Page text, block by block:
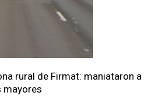
rural de Firmat: maniataron a
mayores